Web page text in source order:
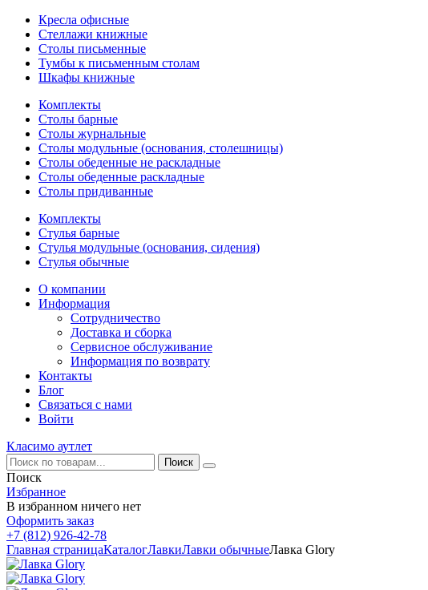
Кресла офисные
Стеллажи книжные
Столы письменные
Тумбы к письменным столам
Шкафы книжные
Комплекты
Столы барные
Столы журнальные
Столы модульные (основания, столешницы)
Столы обеденные не раскладные
Столы обеденные раскладные
Столы придиванные
Комплекты
Стулья барные
Стулья модульные (основания, сидения)
Стулья обычные
О компании
Информация
Сотрудничество
Доставка и сборка
Сервисное обслуживание
Информация по возврату
Контакты
Блог
Связаться с нами
Войти
Класимо аутлет
Поиск
Избранное
В избранном ничего нет
Оформить заказ
+7 (812) 926-42-78
Главная страницаКаталогЛавкиЛавки обычныеЛавка Glory